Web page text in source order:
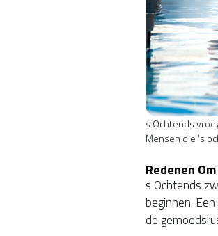
s Ochtends
Mensen die 's
Redenen
s Ochtends
beginnen.
de